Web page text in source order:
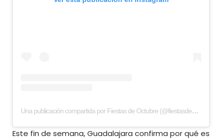
Una publicación compartida por Fiestas de Octubre (@fiestasdeoctubre)
Este fin de semana, Guadalajara confirma por qué es